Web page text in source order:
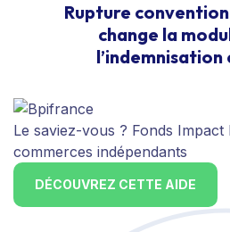
Rupture
change la
l’indemnisation
Le saviez-vous ? Fonds
commerces indépendants
DÉCOUVREZ CETTE AIDE